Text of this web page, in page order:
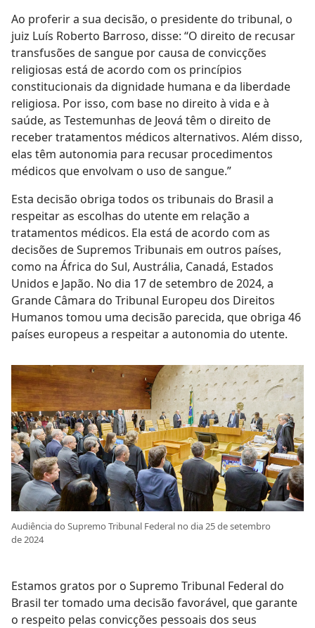
Ao proferir a sua decisão, o presidente do tribunal, o
juiz Luís Roberto Barroso, disse: “O direito de recusar
transfusões de sangue por causa de convicções
religiosas está de acordo com os princípios
constitucionais da dignidade humana e da liberdade
religiosa. Por isso, com base no direito à vida e à
saúde, as Testemunhas de Jeová têm o direito de
receber tratamentos médicos alternativos. Além disso,
elas têm autonomia para recusar procedimentos
médicos que envolvam o uso de sangue.”
Esta decisão obriga todos os tribunais do Brasil a
respeitar as escolhas do utente em relação a
tratamentos médicos. Ela está de acordo com as
decisões de Supremos Tribunais em outros países,
como na África do Sul, Austrália, Canadá, Estados
Unidos e Japão. No dia 17 de setembro de 2024, a
Grande Câmara do Tribunal Europeu dos Direitos
Humanos tomou uma decisão parecida, que obriga 46
países europeus a respeitar a autonomia do utente.
Audiência do Supremo Tribunal Federal no dia 25 de setembro
de 2024
Estamos gratos por o Supremo Tribunal Federal do
Brasil ter tomado uma decisão favorável, que garante
o respeito pelas convicções pessoais dos seus